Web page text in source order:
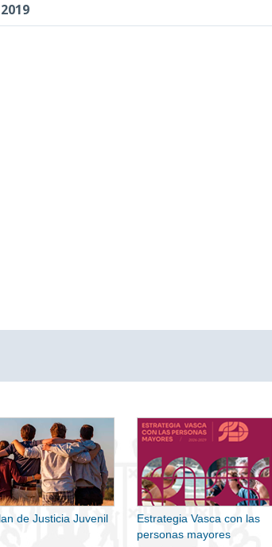
de Justicia Juvenil
Estrategia Vasca con las
personas mayores